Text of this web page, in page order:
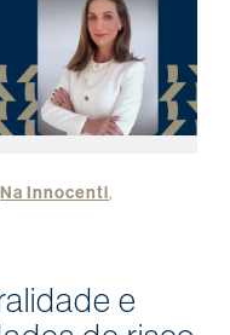
Na Innocenti,
e